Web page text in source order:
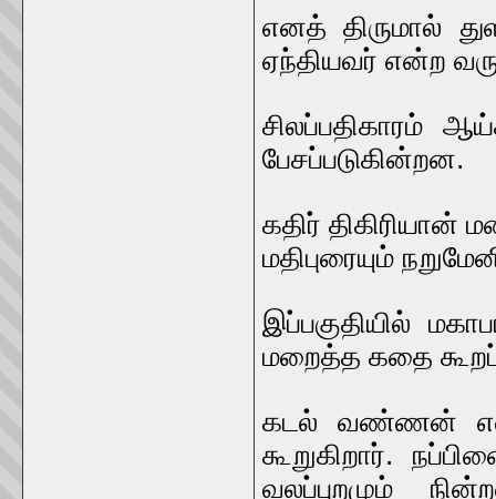
எனத் திருமால்
ஏந்தியவர் என்ற
சிலப்பதிகாரம்
பேசப்படுகின்றன.
கதிர்
மதிபுரையும்
இப்பகுதியில்
மறைத்த கதை
கடல் வண்ணன் என
கூறுகிறார்.
வலப்புறமும்